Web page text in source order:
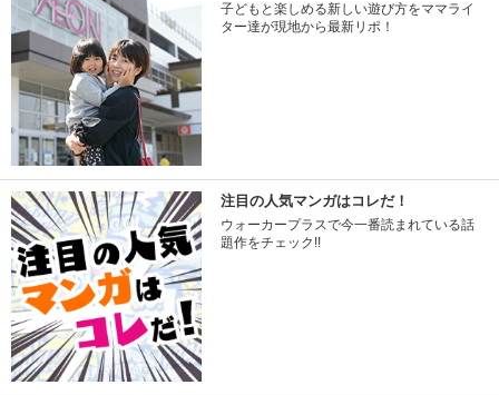
子どもと楽しめる新しい遊び方をママライ
ター達が現地から最新リポ！
注目の人気マンガはコレだ！
ウォーカープラスで今一番読まれている話
題作をチェック!!